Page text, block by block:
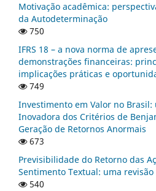
Motivação acadêmica:
da Autodeterminação
750
IFRS 18 – a nova norma de
demonstrações financeiras:
implicações práticas e
749
Investimento em Valor no Brasil:
Inovadora dos Critérios de
Geração de Retornos Anormais
673
Previsibilidade do Retorno das
Sentimento Textual: uma revisão
540